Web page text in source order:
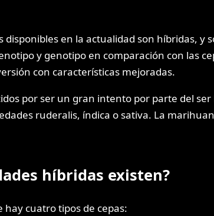
disponibles en la actualidad son híbridas,
y genotipo en comparación con las
con características mejoradas.
por ser un gran intento por parte del
ruderalis, índica o sativa. La
híbridas existen?
cuatro tipos de cepas: